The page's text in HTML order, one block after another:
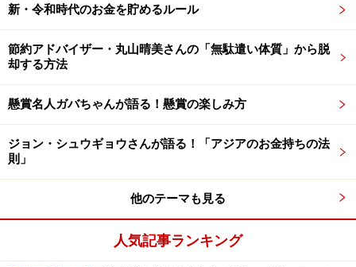
最後にカードローンの注意点や改善すべき点を伺うと
「私が利用したのは銀行の教育カードローンで、カード
ローンの中でもまだ、金利は安いかもしれません。ただ
審査が通ればかなりの高額をATMで借入できてしまう
（※教育カードローンの返済期間は最長6年7カ月）か
ら、その辺りのアドバイスなどを（利用時に）もらえた
ーーーーーーーーーーーーーーーー
新・令和時代のお金を貯めるルール
節約アドバイザー・丸山晴美さんの「無駄遣い体質」から脱
却する方法
懸賞名人ガバちゃんが語る！懸賞の楽しみ方
ジョン・シュウギョウさんが語る！「アジアのお金持ちの法
則」
他のテーマも見る
人気記事ランキング